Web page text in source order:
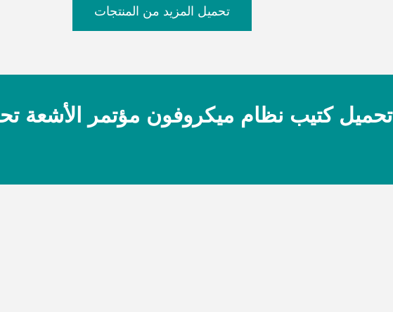
تحميل المزيد من المنتجات
تحميل كتيب نظام ميكروفون مؤتمر الأشعة